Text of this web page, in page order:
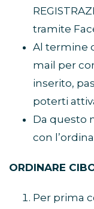
tramite
Al termine
mail per
inserito,
poterti
Da questo
con
ORDINARE
Per prima